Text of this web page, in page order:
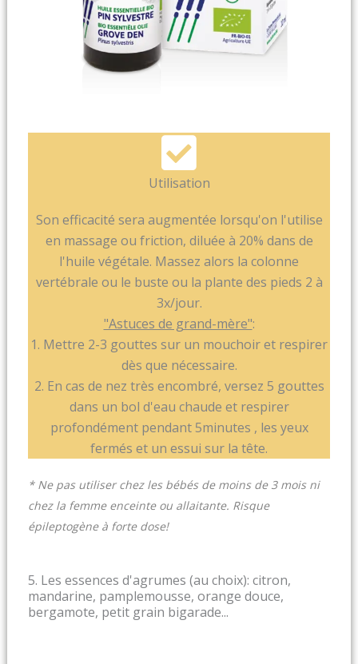
Utilisation
Son efficacité sera augmentée lorsqu'on l'utilise
en massage ou friction, diluée à 20% dans de
l'huile végétale. Massez alors la colonne
vertébrale ou le buste ou la plante des pieds 2 à
3x/jour.
"Astuces de grand-mère":
1. Mettre 2-3 gouttes sur un mouchoir et respirer
dès que nécessaire.
2. En cas de nez très encombré, versez 5 gouttes
dans un bol d'eau chaude et respirer
profondément pendant 5minutes , les yeux
fermés et un essui sur la tête.
* Ne pas utiliser chez les bébés de moins de 3 mois ni
chez la femme enceinte ou allaitante. Risque
épileptogène à forte dose!
5. Les essences d'agrumes (au choix): citron,
mandarine, pamplemousse, orange douce,
bergamote, petit grain bigarade...